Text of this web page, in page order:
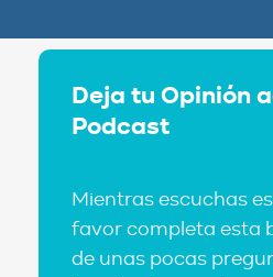
Deja tu Opinión
Podcast
Mientras escuchas
favor completa esta
de unas pocas